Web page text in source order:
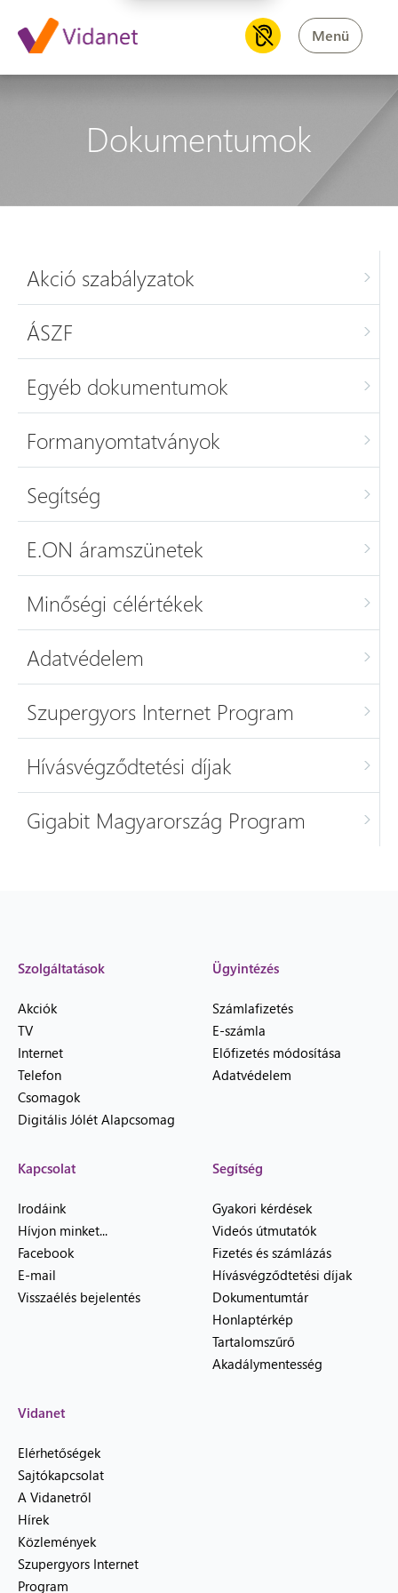
Menü
Dokumentumok
Akció szabályzatok
ÁSZF
Egyéb dokumentumok
Formanyomtatványok
Segítség
E.ON áramszünetek
Minőségi célértékek
Adatvédelem
Szupergyors Internet Program
Hívásvégződtetési díjak
Gigabit Magyarország Program
Szolgáltatások
Akciók
TV
Internet
Telefon
Csomagok
Digitális Jólét Alapcsomag
Ügyintézés
Számlafizetés
E-számla
Előfizetés módosítása
Adatvédelem
Kapcsolat
Irodáink
Hívjon minket...
Facebook
E-mail
Visszaélés bejelentés
Segítség
Gyakori kérdések
Videós útmutatók
Fizetés és számlázás
Hívásvégződtetési díjak
Dokumentumtár
Honlaptérkép
Tartalomszűrő
Akadálymentesség
Vidanet
Elérhetőségek
Sajtókapcsolat
A Vidanetről
Hírek
Közlemények
Szupergyors Internet
Program